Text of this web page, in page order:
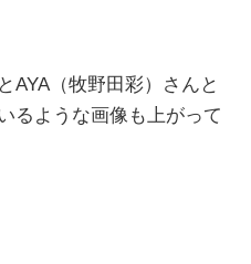
AYA（牧野田彩）さんと
るような画像も上がって